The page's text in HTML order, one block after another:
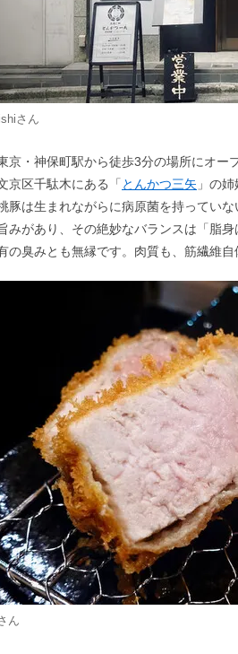
さん
京・神保町駅から徒歩3分の場所にオ
京区千駄木にある「 とんかつ三矢 」の
豚は生まれながらに病原菌を持ってい
みがあり、その絶妙なバランスは「脂
の臭みとも無縁です。肉質も、筋繊維
ん